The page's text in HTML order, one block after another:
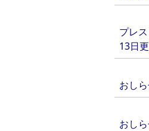
プレ
13日
おし
おし